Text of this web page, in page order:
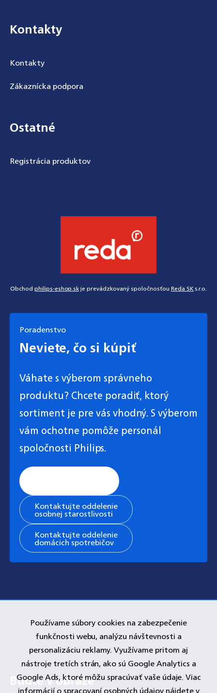
Používame súbory cookies na zabezpečenie
funkčnosti webu, analýzu návštevnosti a
personalizáciu reklamy. Využívame pritom aj
nástroje tretích strán, ako sú Google Analytics a
Google Ads, ktoré môžu spracúvať vaše údaje. Viac
Kontakty
Kontakty
Zákaznícka podpora
Ostatné
Registrácia produktov
Obchodphilips-eshop.skje prevádzkovaný spoločnosťouReda SKs.r.o.
Poradenstvo
Neviete, čo si kúpiť
Váhate s výberom správneho
produktu? Chcete poradiť, ktorý
sortiment je pre vás vhodný. S výberom
vám ochotne pomôže personál
spoločnosti Philips.
Kontaktujte oddelenie
osobnej starostlivosti
Kontaktujte oddelenie
domácich spotrebičov